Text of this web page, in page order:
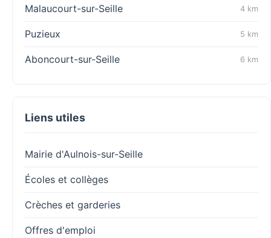
Malaucourt-sur-Seille 4 km
Puzieux 5 km
Aboncourt-sur-Seille 6 km
Liens utiles
Mairie d'Aulnois-sur-Seille
Écoles et collèges
Crèches et garderies
Offres d'emploi